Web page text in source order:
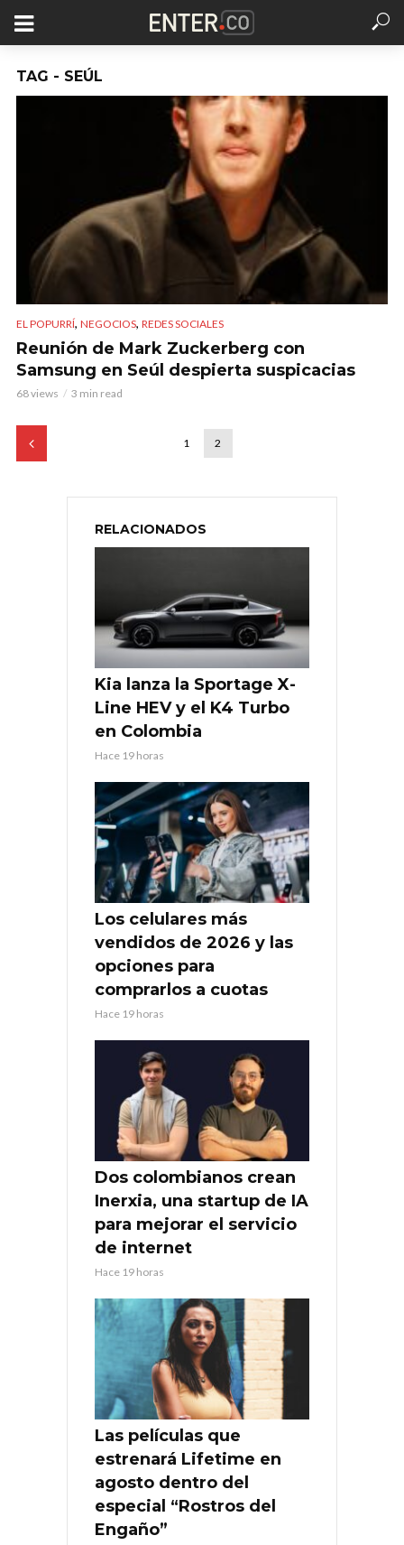
TAG - SEÚL
EL POPURRÍ, NEGOCIOS, REDES SOCIALES
Reunión de Mark Zuckerberg con
Samsung en Seúl despierta suspicacias
68 views 3 min read
1 2
RELACIONADOS
Kia lanza la Sportage X-
Line HEV y el K4 Turbo
en Colombia
Hace 19 horas
Los celulares más
vendidos de 2026 y las
opciones para
comprarlos a cuotas
Hace 19 horas
Dos colombianos crean
Inerxia, una startup de IA
para mejorar el servicio
de internet
Hace 19 horas
Las películas que
estrenará Lifetime en
agosto dentro del
especial “Rostros del
Engaño”